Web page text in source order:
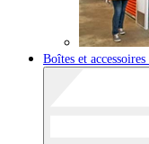
Boîtes et